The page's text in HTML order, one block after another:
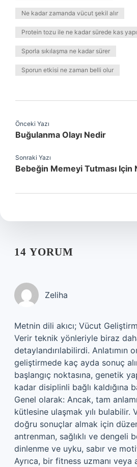
Ne kadar zamanda vücut şekil alır
Protein tozu ile ne kadar sürede kas
Sporla sıkılaşma ne kadar sürer
Sporun etkisi ne zaman belli olur
Önceki Yazı
Buğulanma Olayı Nedir
Sonraki Yazı
Bebeğin Memeyi Tutması Için
14 YORUM
Zeliha
Metnin dili akıcı; Vücut
Verir teknik yönleriyle biraz
detaylandırılabilirdi. Anlatımın
geliştirmede kaç ayda sonuç
başlangıç noktasına, genetik
kadar disiplinli bağlı kaldığına
Genel olarak: Ancak, tam
kütlesine ulaşmak yılı bulabilir.
doğru sonuçlar almak için
antrenman, sağlıklı ve dengeli
dinlenme ve uyku, sabır ve
Ayrıca, bir fitness uzmanı veya